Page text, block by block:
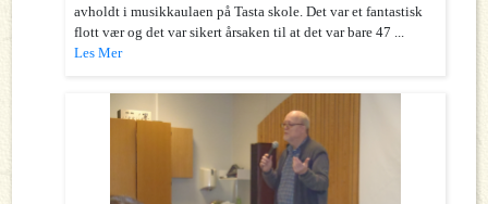
avholdt i musikkaulaen på Tasta skole. Det var et fantastisk
flott vær og det var sikert årsaken til at det var bare 47 ...
Les Mer